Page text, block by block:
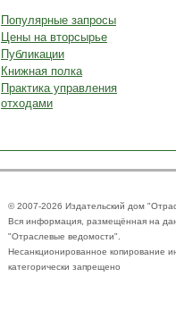
Популярные запросы
Цены на вторсырье
Публикации
Книжная полка
Практика управления
отходами
© 2007-2026 Издательский дом
Вся информация, размещённая на
"Отраслевые ведомости".
Несанкционированное копирование
категорически запрещено